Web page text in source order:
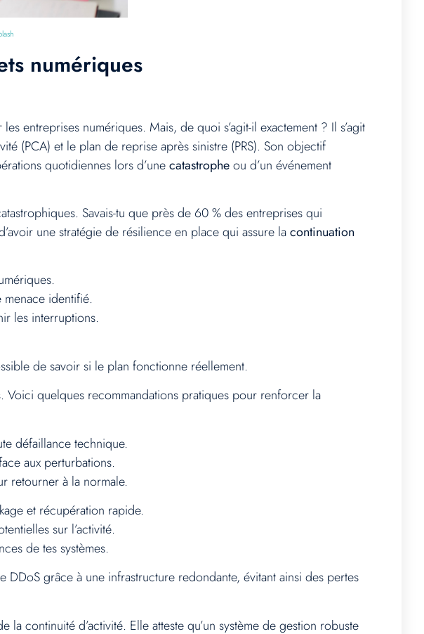
numériques
entreprises numériques. Mais, de quoi s’agit-il exactement ? Il s’agit
(PCA) et le plan de reprise après sinistre (PRS). Son objectif
quotidiennes lors d’unecatastropheou d’un événement
Savais-tu que près de 60 % des entreprises qui
une stratégie de résilience en place qui assure lacontinuation
identifié.
les interruptions.
de savoir si le plan fonctionne réellement.
Voici quelques recommandations pratiques pour renforcer la
défaillance technique.
aux perturbations.
retourner à la normale.
et récupération rapide.
sur l’activité.
de tes systèmes.
grâce à une infrastructure redondante, évitant ainsi des pertes
continuité d’activité. Elle atteste qu’un système de gestion robuste